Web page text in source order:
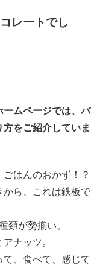
レートでし
ムページでは、バ
をご紹介していま
はんのおかず！？
から、これは鉄板で
類が勢揃い。
ナッツ。
、食べて、感じて